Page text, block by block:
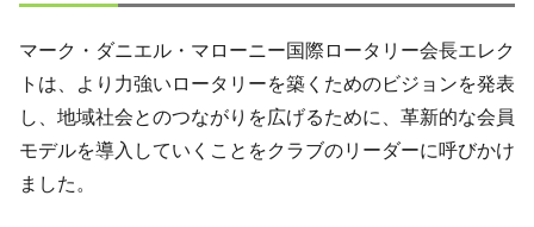
マーク・ダニエル・マローニー国際ロータリー会長エレク
トは、より力強いロータリーを築くためのビジョンを発表
し、地域社会とのつながりを広げるために、革新的な会員
モデルを導入していくことをクラブのリーダーに呼びかけ
ました。